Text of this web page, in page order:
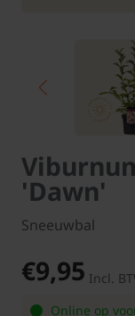
'Dawn'
Sneeuwbal
€9,95 Incl.
Online op